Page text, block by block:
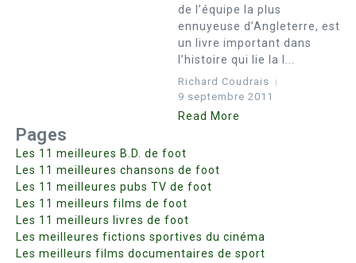
de l’équipe la plus
ennuyeuse d’Angleterre, est
un livre important dans
l’histoire qui lie la l...
Richard Coudrais
9 septembre 2011
Read More
Pages
Les 11 meilleures B.D. de foot
Les 11 meilleures chansons de foot
Les 11 meilleures pubs TV de foot
Les 11 meilleurs films de foot
Les 11 meilleurs livres de foot
Les meilleures fictions sportives du cinéma
Les meilleurs films documentaires de sport